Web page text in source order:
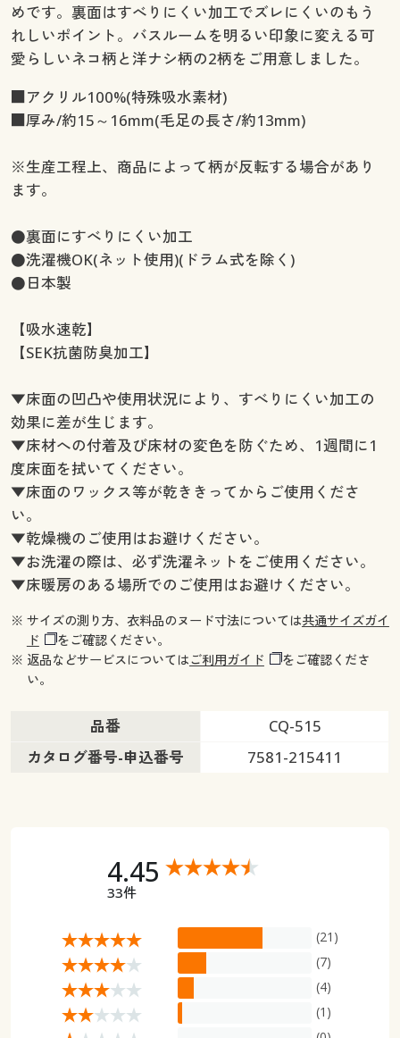
めです。裏面はすべりにくい加工でズレにくいのもう
れしいポイント。バスルームを明るい印象に変える可
愛らしいネコ柄と洋ナシ柄の2柄をご用意しました。
■アクリル100%(特殊吸水素材)
■厚み/約15～16mm(毛足の長さ/約13mm)
※生産工程上、商品によって柄が反転する場合があり
ます。
●裏面にすべりにくい加工
●洗濯機OK(ネット使用)(ドラム式を除く)
●日本製
【吸水速乾】
【SEK抗菌防臭加工】
▼床面の凹凸や使用状況により、すべりにくい加工の
効果に差が生じます。
▼床材への付着及び床材の変色を防ぐため、1週間に1
度床面を拭いてください。
▼床面のワックス等が乾ききってからご使用くださ
い。
▼乾燥機のご使用はお避けください。
▼お洗濯の際は、必ず洗濯ネットをご使用ください。
▼床暖房のある場所でのご使用はお避けください。
※ サイズの測り方、衣料品のヌード寸法については共通サイズガイ
ド
をご確認ください。
※ 返品などサービスについてはご利用ガイド
をご確認くださ
い。
品番
CQ-515
カタログ番号-申込番号
7581-215411
4.45
33件
(21)
(7)
(4)
(1)